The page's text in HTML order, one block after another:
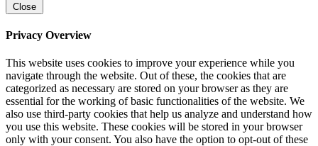
Close
Privacy Overview
This website uses cookies to improve your experience while you
navigate through the website. Out of these, the cookies that are
categorized as necessary are stored on your browser as they are
essential for the working of basic functionalities of the website. We
also use third-party cookies that help us analyze and understand how
you use this website. These cookies will be stored in your browser
only with your consent. You also have the option to opt-out of these